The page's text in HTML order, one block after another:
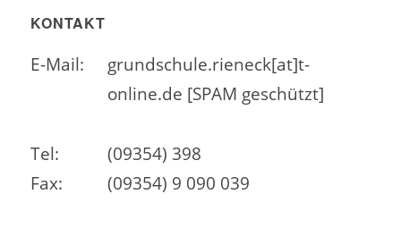
KONTAKT
E-Mail:
grundschule.rieneck[at]t-
online.de [SPAM geschützt]
Tel:
(09354) 398
Fax:
(09354) 9 090 039